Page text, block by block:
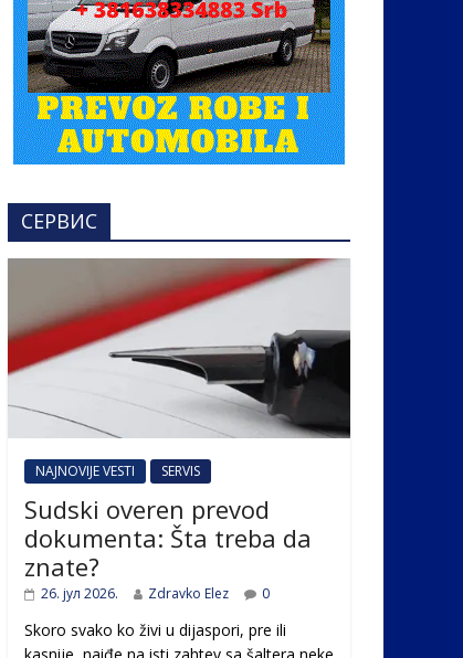
СЕРВИС
NAJNOVIJE VESTI SERVIS
Sudski overen prevod
dokumenta: Šta treba da
znate?
26. јул 2026. Zdravko Elez 0
Skoro svako ko živi u dijaspori, pre ili